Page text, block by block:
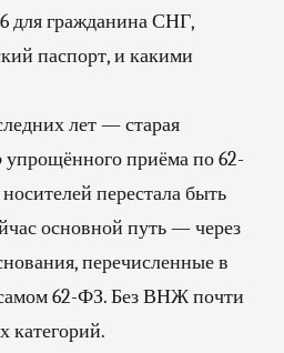
для гражданина СНГ,
паспорт, и какими
лет — старая
упрощённого приёма по 62-
перестала быть
основной путь — через
перечисленные в
62-ФЗ. Без ВНЖ почти
категорий.